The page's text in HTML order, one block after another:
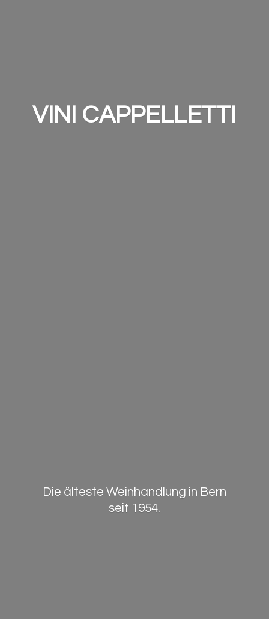
VINI CAPPELLETTI
Die älteste Weinhandlung in Bern
seit 1954.